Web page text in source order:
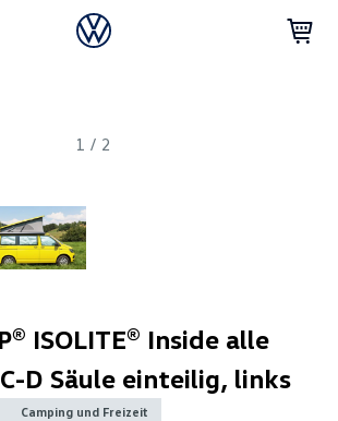
1 / 2
ISOLITE® Inside alle
D Säule einteilig, links
Camping und Freizeit